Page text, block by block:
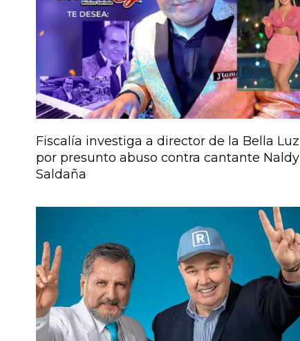
Fiscalía investiga a director de la Bella Luz
por presunto abuso contra cantante Naldy
Saldaña